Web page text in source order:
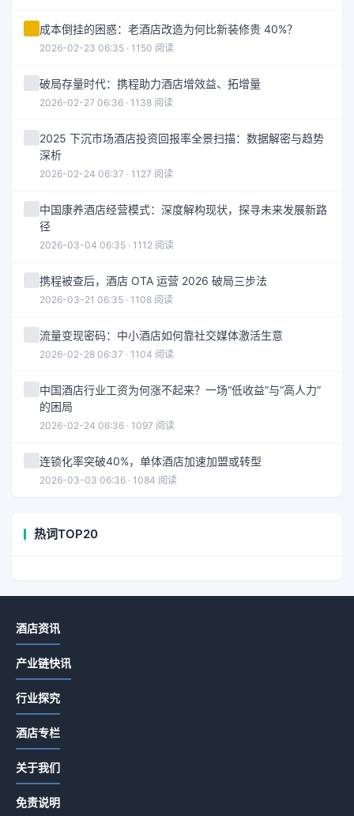
成本倒挂的困惑：老酒店改造为何比新装修贵 40%？
2026-02-23 06:35 · 1150 阅读
破局存量时代：携程助力酒店增效益、拓增量
2026-02-27 06:36 · 1138 阅读
2025 下沉市场酒店投资回报率全景扫描：数据解密与趋势
深析
2026-02-24 06:37 · 1127 阅读
中国康养酒店经营模式：深度解构现状，探寻未来发展新路
径
2026-03-04 06:35 · 1112 阅读
携程被查后，酒店 OTA 运营 2026 破局三步法
2026-03-21 06:35 · 1108 阅读
流量变现密码：中小酒店如何靠社交媒体激活生意
2026-02-28 06:37 · 1104 阅读
中国酒店行业工资为何涨不起来？一场“低收益”与“高人力”
的困局
2026-02-24 06:36 · 1097 阅读
连锁化率突破40%，单体酒店加速加盟或转型
2026-03-03 06:36 · 1084 阅读
热词TOP20
酒店资讯
产业链快讯
行业探究
酒店专栏
关于我们
免责说明